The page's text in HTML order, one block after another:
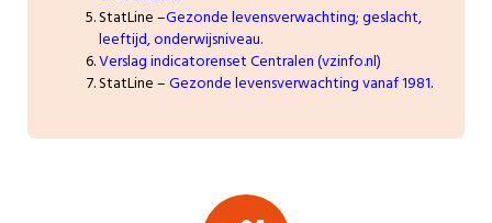
StatLine –Gezonde levensverwachting; geslacht,
leeftijd, onderwijsniveau.
Verslag indicatorenset Centralen (vzinfo.nl)
StatLine –Gezonde levensverwachting vanaf 1981.